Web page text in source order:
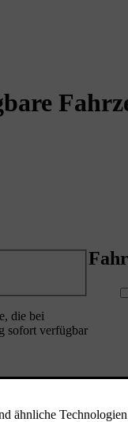
die bei
sofort verfügbar